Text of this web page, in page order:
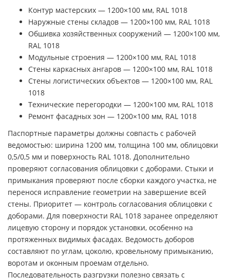
Контур мастерских — 1200×100 мм, RAL 1018
Наружные стены складов — 1200×100 мм, RAL 1018
Обшивка хозяйственных сооружений — 1200×100 мм,
RAL 1018
Модульные строения — 1200×100 мм, RAL 1018
Стены каркасных ангаров — 1200×100 мм, RAL 1018
Стены логистических объектов — 1200×100 мм, RAL
1018
Технические перегородки — 1200×100 мм, RAL 1018
Ремонт фасадных зон — 1200×100 мм, RAL 1018
Паспортные параметры должны совпасть с рабочей
ведомостью: ширина 1200 мм, толщина 100 мм, облицовки
0,5/0,5 мм и поверхность RAL 1018. Дополнительно
проверяют согласования облицовки с доборами. Стыки и
примыкания проверяют после сборки каждого участка, не
перенося исправление геометрии на завершение всей
стены. Приоритет — контроль согласования облицовки с
доборами. Для поверхности RAL 1018 заранее определяют
лицевую сторону и порядок установки, особенно на
протяженных видимых фасадах. Ведомость доборов
составляют по углам, цоколю, кровельному примыканию,
воротам и оконным проемам отдельно.
Последовательность разгрузки полезно связать с